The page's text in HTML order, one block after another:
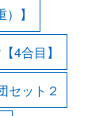
】
4合目】
セット２